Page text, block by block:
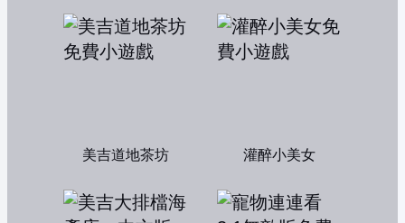
美吉道地茶坊 灌醉小美女